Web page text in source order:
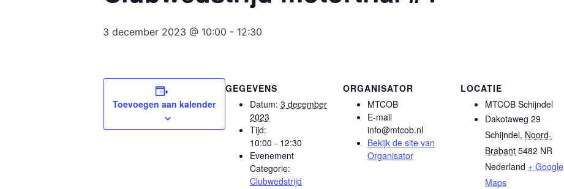
3 december 2023 @ 10:00 - 12:30
Toevoegen aan kalender
GEGEVENS
Datum: 3 december
2023
Tijd:
10:00 - 12:30
Evenement
Categorie:
Clubwedstrijd
ORGANISATOR
MTCOB
E-mail
info@mtcob.nl
Bekijk de site van
Organisator
LOCATIE
MTCOB Schijndel
Dakotaweg 29
Schijndel, Noord-
Brabant 5482 NR
Nederland + Google
Maps